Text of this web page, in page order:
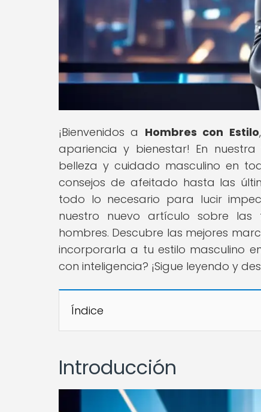
¡Bienvenidos a Hombres con Estilo
apariencia y bienestar! En
belleza y cuidado masculino en
consejos de afeitado hasta las
todo lo necesario para lucir
nuestro nuevo artículo sobre las
hombres. Descubre las mejores
incorporarla a tu estilo masculino
con inteligencia? ¡Sigue leyendo y
Índice
Introducción